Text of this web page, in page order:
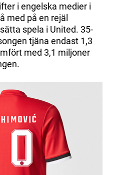
i engelska medier i
med på en rejäl
spela i United. 35-
tjäna endast 1,3
med 3,1 miljoner